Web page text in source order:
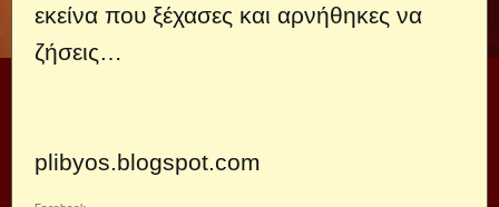
εκείνα που ξέχασες και αρνήθηκες να
ζήσεις…
plibyos.blogspot.com